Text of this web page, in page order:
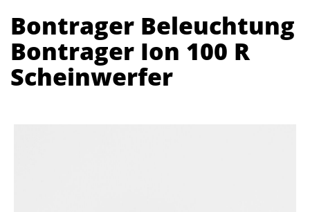
Bontrager Beleuchtung
Bontrager Ion 100 R
Scheinwerfer